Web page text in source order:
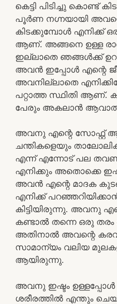
കെട്ടി പിടിച്ചു കൊണ്ട്
പൂര്‍ണ നഗ്നയായി
കിടക്കുമ്പോള്‍ എനിക്ക്
ആണ്. അങ്ങനെ ഉള്ള
ഇല്ലാതെ ഞങ്ങള്‍ക്ക്
അവന്‍ ഇപ്പോള്‍ എന്റെ
അവനില്ലാതെ
പറ്റാത്ത സ്ഥിതി ആണ്.
പേരും അകലാന്‍
അവനു എന്റെ സോഫ്റ്റ്
ചന്തികളെയും
എന്ന് എന്നോട് പല തവണ
എനിക്കും അതൊക്കെ
അവന്‍ എന്റെ മാദക
എനിക്ക്
കിട്ടിയിരുന്നു. അവനു
കണ്ടാല്‍ തന്നെ ഒരു തരം
അതിനാല്‍ അവന്റെ
സാമാന്യം വലിയ
ആയിരുന്നു.
അവനു ഇഷ്ടം
ശരീരത്തില്‍ എന്തും